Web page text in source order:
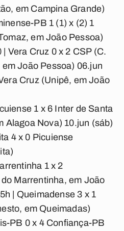
em Campina Grande)
PB 1 (1) x (2) 1
em João Pessoa)
Vera Cruz 0 x 2 CSP(C.
João Pessoa) 06.jun
Cruz(Unipê, em João
1 x 6 Inter de Santa
Alagoa Nova) 10.jun (sáb)
4 x 0 Picuiense
1 x 2
Marrentinha, em João
| Queimadense 3 x 1
em Queimadas)
PB 0 x 4 Confiança-PB